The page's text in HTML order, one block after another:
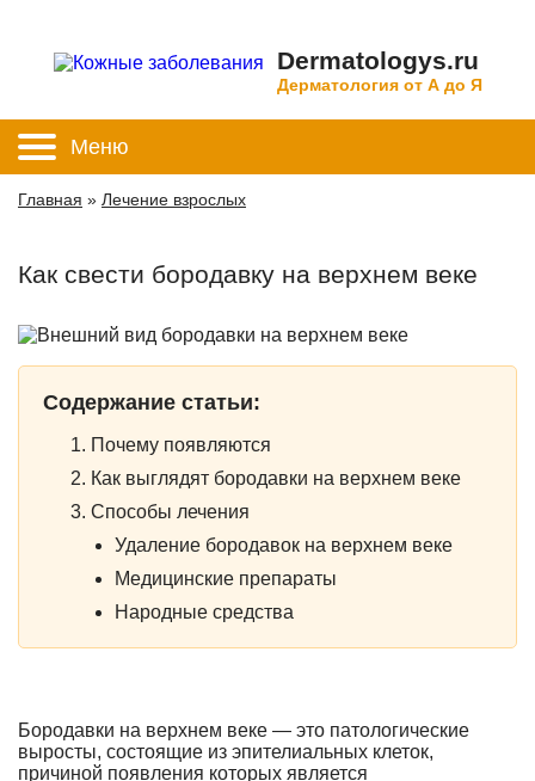
Dermatologys.ru
Дерматология от А до Я
Меню
Главная » Лечение взрослых
Как свести бородавку на верхнем веке
Содержание статьи:
Почему появляются
Как выглядят бородавки на верхнем веке
Способы лечения
Удаление бородавок на верхнем веке
Медицинские препараты
Народные средства
Бородавки на верхнем веке — это патологические
выросты, состоящие из эпителиальных клеток,
причиной появления которых является